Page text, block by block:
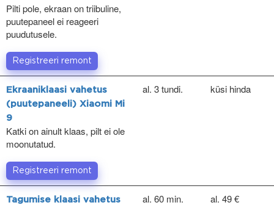
Pilti pole, ekraan on triibuline,
puutepaneel ei reageeri
puudutusele.
Registreeri remont
Ekraaniklaasi vahetus
(puutepaneeli) Xiaomi Mi
9
Katki on ainult klaas, pilt ei ole
moonutatud.
al. 3 tundi. küsi hinda
Registreeri remont
Tagumise klaasi vahetus
al. 60 min. al. 49 €